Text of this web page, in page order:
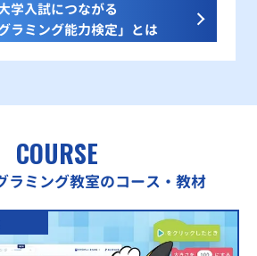
学入試につながる
ラミング能力検定」とは
COURSE
ラミング教室のコース・教材